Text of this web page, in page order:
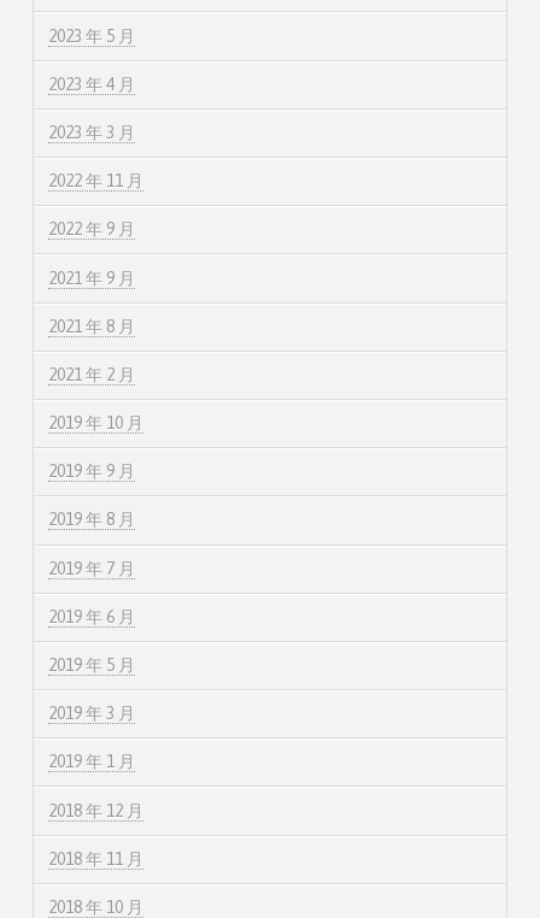
2023 年 5 月
2023 年 4 月
2023 年 3 月
2022 年 11 月
2022 年 9 月
2021 年 9 月
2021 年 8 月
2021 年 2 月
2019 年 10 月
2019 年 9 月
2019 年 8 月
2019 年 7 月
2019 年 6 月
2019 年 5 月
2019 年 3 月
2019 年 1 月
2018 年 12 月
2018 年 11 月
2018 年 10 月